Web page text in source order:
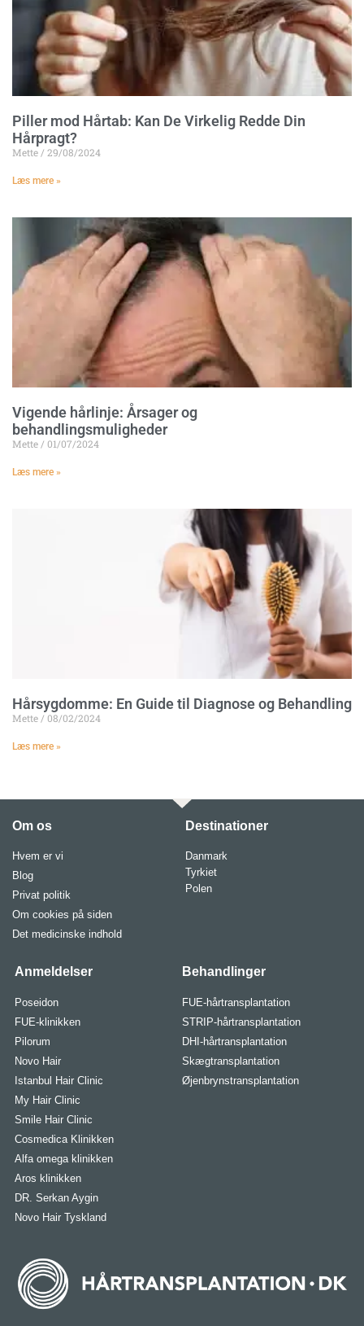
Piller mod Hårtab: Kan De Virkelig Redde Din
Hårpragt?
Mette 29/08/2024
Læs mere »
Vigende hårlinje: Årsager og
behandlingsmuligheder
Mette 01/07/2024
Læs mere »
Hårsygdomme: En Guide til Diagnose og Behandling
Mette 08/02/2024
Læs mere »
Om os
Hvem er vi
Blog
Privat politik
Om cookies på siden
Det medicinske indhold
Destinationer
Danmark
Tyrkiet
Polen
Anmeldelser
Poseidon
FUE-klinikken
Pilorum
Novo Hair
Istanbul Hair Clinic
My Hair Clinic
Smile Hair Clinic
Cosmedica Klinikken
Alfa omega klinikken
Aros klinikken
DR. Serkan Aygin
Novo Hair Tyskland
Behandlinger
FUE-hårtransplantation
STRIP-hårtransplantation
DHI-hårtransplantation
Skægtransplantation
Øjenbrynstransplantation